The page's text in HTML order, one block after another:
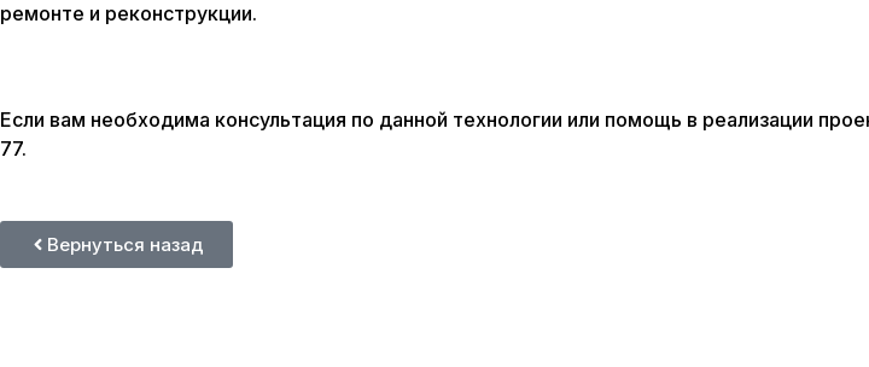
ремонте и реконструкции.
Если вам необходима консультация по данной технологии или помощь в реализации
77.
Вернуться назад